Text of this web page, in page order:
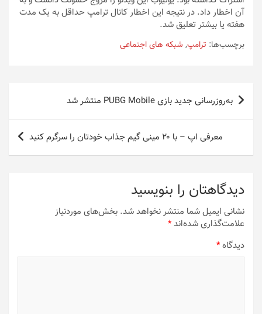
آن اخطار داد. در نتیجه این اخطار کانال ترامپ حداقل به یک مدت
هفته یا بیشتر تعلیق شد.
برچسب‌ها: ترامپ, شبکه های اجتماعی
راهبری
نوشته
به‌روزرسانی جدید بازی PUBG Mobile منتشر شد
معرفی اپ – با ۲۰ مینی گیم جذاب خودتان را سرگرم کنید
دیدگاهتان را بنویسید
نشانی ایمیل شما منتشر نخواهد شد. بخش‌های موردنیاز
علامت‌گذاری شده‌اند*
دیدگاه*